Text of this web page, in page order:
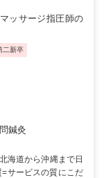
ッサージ指圧師の
二新卒
鍼灸
海道から沖縄まで日
サービスの質にこだ